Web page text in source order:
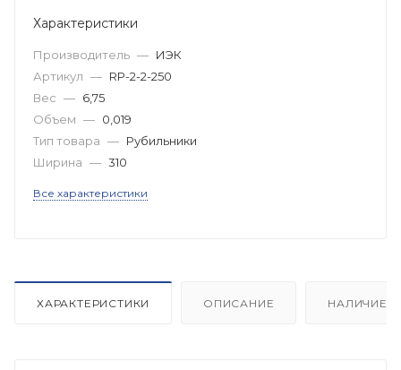
Характеристики
Производитель — ИЭК
Артикул — RP-2-2-250
Вес — 6,75
Объем — 0,019
Тип товара — Рубильники
Ширина — 310
Все характеристики
ХАРАКТЕРИСТИКИ ОПИСАНИЕ НАЛИЧИЕ